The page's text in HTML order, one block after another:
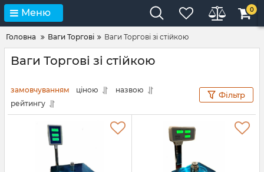
Меню 0
Головна Ваги Торгові Ваги Торгові зі стійкою
Ваги Торгові зі стійкою
замовчуванням ціною
назвою
рейтингу
Фільтр